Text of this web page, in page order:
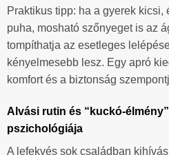
Praktikus tipp: ha a gyerek kicsi,
puha, mosható szőnyeget is az
tompíthatja az esetleges
kényelmesebb lesz. Egy apró
komfort és a biztonság
Alvási rutin és “kuckó-
pszichológiája
A lefekvés sok családban